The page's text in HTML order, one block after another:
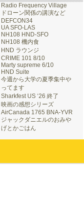
Radio Frequency Village
ドローン関係の講演など
DEFCON34
UA SFO-LAS
NH108 HND-SFO
NH108 機内食
HND ラウンジ
CRIME 101 8/10
Marty supreme 6/10
HND Suite
今週から大学の夏季集中や
ってます
Sharkfest US ‘26 終了
映画の感想シリーズ
AirCanada 1765 BNA-YVR
ジャックダニエルのおみや
げとかごはん